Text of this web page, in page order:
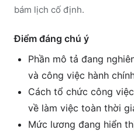
bám lịch cố định.
Điểm đáng chú ý
Phần mô tả đang
và công việc hành
Cách tổ chức công
về làm việc toàn thời
Mức lương đang hiển